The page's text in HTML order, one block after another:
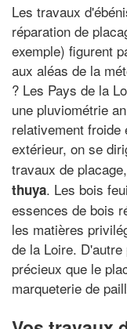
Les travaux
réparation de
exemple) figurent
aux aléas de la
? Les Pays de la
une pluviométrie
relativement froide
extérieur, on se
travaux de
thuya. Les bois
essences de bois
les matières
de la Loire.
précieux que le
marqueterie de